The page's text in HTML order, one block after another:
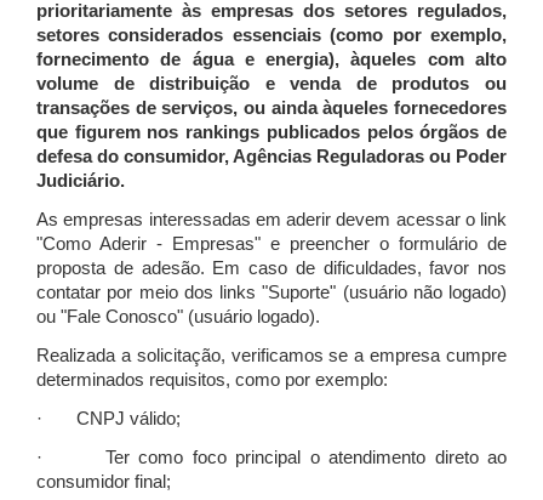
prioritariamente às empresas dos setores regulados,
setores considerados essenciais (como por exemplo,
fornecimento de água e energia), àqueles com alto
volume de distribuição e venda de produtos ou
transações de serviços, ou ainda àqueles fornecedores
que figurem nos rankings publicados pelos órgãos de
defesa do consumidor, Agências Reguladoras ou Poder
Judiciário.
As empresas interessadas em aderir devem acessar o link
"Como Aderir - Empresas" e preencher o formulário de
proposta de adesão. Em caso de dificuldades, favor nos
contatar por meio dos links "Suporte" (usuário não logado)
ou "Fale Conosco" (usuário logado).
Realizada a solicitação, verificamos se a empresa cumpre
determinados requisitos, como por exemplo:
· CNPJ válido;
· Ter como foco principal o atendimento direto ao
consumidor final;